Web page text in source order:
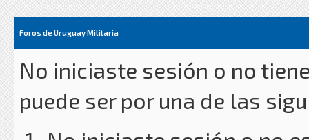
Foros de Uruguay Militaria
No iniciaste sesión o no
puede ser por una de las